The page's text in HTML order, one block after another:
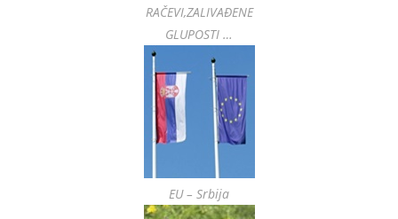
RAČEVI,ZALIVAĐENE
GLUPOSTI …
EU – Srbija